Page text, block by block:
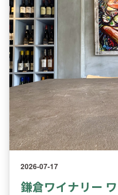
2026-07-17
鎌倉ワイナリー